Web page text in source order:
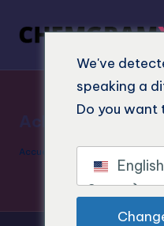
Acheter 3-FMA
Accueil
We've
speaking a
Do you want
States)